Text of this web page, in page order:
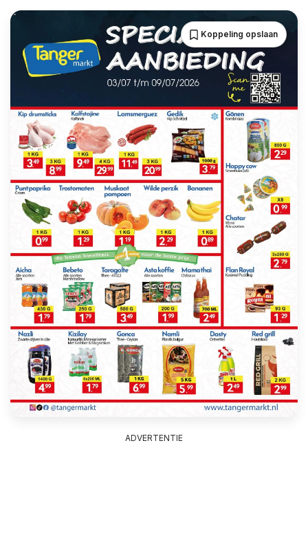
Koppeling opslaan
ADVERTENTIE